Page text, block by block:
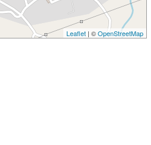
Leaflet| ©OpenStreetMap